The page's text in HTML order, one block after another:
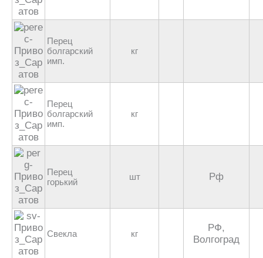
Перец
болгарский
имп.
кг
Перец
болгарский
имп.
кг
Перец
горький
шт Рф
Свекла кг
РФ,
Волгоград